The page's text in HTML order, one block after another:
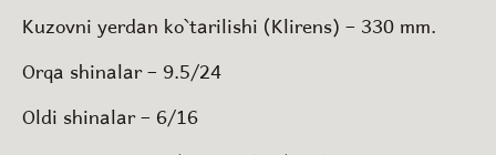
Kuzovni yerdan ko`tarilishi (Klirens) – 330 mm.
Orqa shinalar – 9.5/24
Oldi shinalar – 6/16